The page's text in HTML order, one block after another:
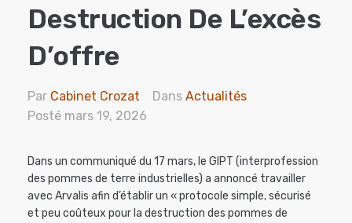
Destruction De L’excès
D’offre
Par Cabinet Crozat Dans Actualités
Posté mars 19, 2026
Dans un communiqué du 17 mars, le GIPT (interprofession
des pommes de terre industrielles) a annoncé travailler
avec Arvalis afin d’établir un « protocole simple, sécurisé
et peu coûteux pour la destruction des pommes de